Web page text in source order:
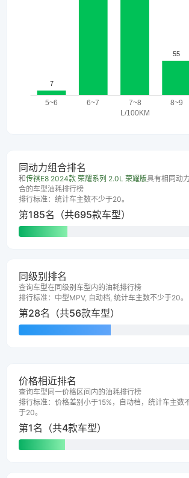
同动力组合排名
和传祺E8 2024款 荣耀系列 2.0L 荣耀版具有相同动
合的车型油耗排行榜
排行标准：统计车主数不少于20。
第185名（共695款车型）
同级别排名
查询车型在同级别车型内的油耗排行榜
排行标准：中型MPV, 自动档, 统计车主数不少于20。
第28名（共56款车型）
价格相近排名
查询车型同一价格区间内的油耗排行榜
排行标准：价格差别小于15%，自动档，统计车主数
于20。
第1名（共4款车型）